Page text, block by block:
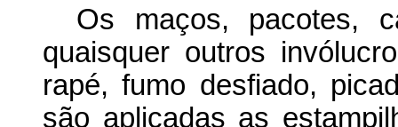
Os maços, pacotes,
quaisquer outros
rapé, fumo desfiado,
são aplicadas as